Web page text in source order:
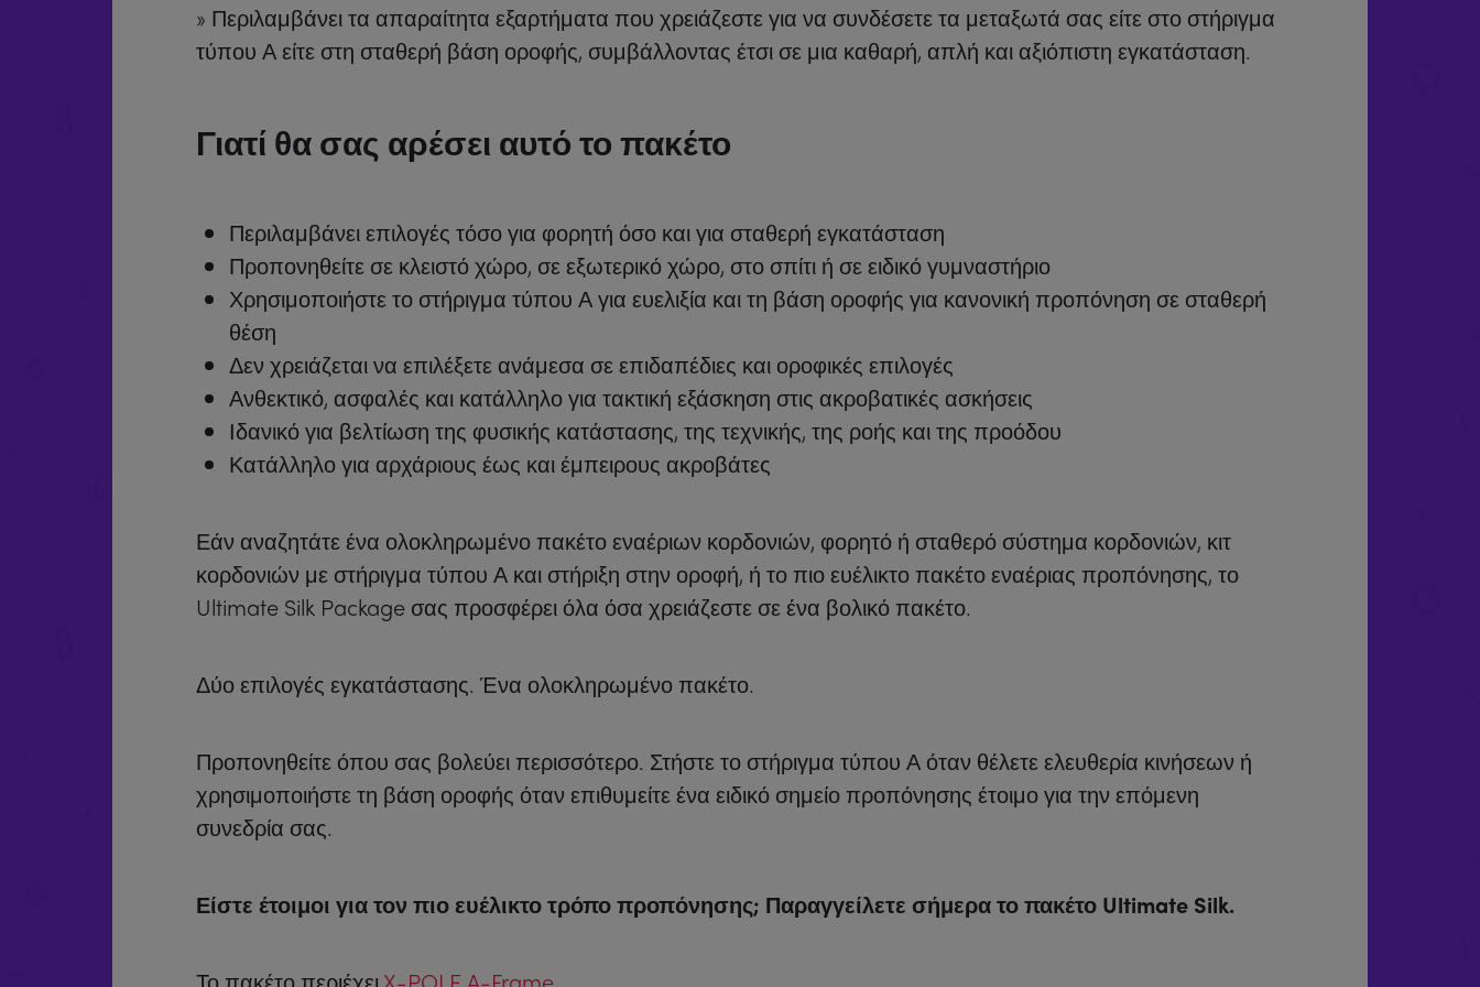
» Περιλαμβάνει τα απαραίτητα εξαρτήματα που χρειάζεστε για να συνδέσετε τα μεταξωτά σας είτε στο στήριγμα
τύπου Α είτε στη σταθερή βάση οροφής, συμβάλλοντας έτσι σε μια καθαρή, απλή και αξιόπιστη εγκατάσταση.
Γιατί θα σας αρέσει αυτό το πακέτο
Περιλαμβάνει επιλογές τόσο για φορητή όσο και για σταθερή εγκατάσταση
Προπονηθείτε σε κλειστό χώρο, σε εξωτερικό χώρο, στο σπίτι ή σε ειδικό γυμναστήριο
Χρησιμοποιήστε το στήριγμα τύπου Α για ευελιξία και τη βάση οροφής για κανονική προπόνηση σε σταθερή
θέση
Δεν χρειάζεται να επιλέξετε ανάμεσα σε επιδαπέδιες και οροφικές επιλογές
Ανθεκτικό, ασφαλές και κατάλληλο για τακτική εξάσκηση στις ακροβατικές ασκήσεις
Ιδανικό για βελτίωση της φυσικής κατάστασης, της τεχνικής, της ροής και της προόδου
Κατάλληλο για αρχάριους έως και έμπειρους ακροβάτες
Εάν αναζητάτε ένα ολοκληρωμένο πακέτο εναέριων κορδονιών, φορητό ή σταθερό σύστημα κορδονιών, κιτ
κορδονιών με στήριγμα τύπου Α και στήριξη στην οροφή, ή το πιο ευέλικτο πακέτο εναέριας προπόνησης, το
Ultimate Silk Package σας προσφέρει όλα όσα χρειάζεστε σε ένα βολικό πακέτο.
Δύο επιλογές εγκατάστασης. Ένα ολοκληρωμένο πακέτο.
Προπονηθείτε όπου σας βολεύει περισσότερο. Στήστε το στήριγμα τύπου Α όταν θέλετε ελευθερία κινήσεων ή
χρησιμοποιήστε τη βάση οροφής όταν επιθυμείτε ένα ειδικό σημείο προπόνησης έτοιμο για την επόμενη
συνεδρία σας.
Είστε έτοιμοι για τον πιο ευέλικτο τρόπο προπόνησης; Παραγγείλετε σήμερα το πακέτο Ultimate Silk.